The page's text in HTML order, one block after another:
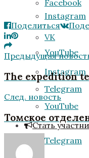
Instagram
YouTube
Telegram
Стать
Facebook
VK
Instagram
YouTube
Telegram
Поделиться
Предыдущая
The expedition
След. новость
Томское